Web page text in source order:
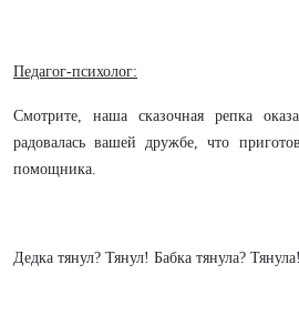
Педагог-психолог:
Смотрите, наша сказочная репка
радовалась вашей дружбе, что
помощника.
Дедка тянул? Тянул! Бабка тянула?